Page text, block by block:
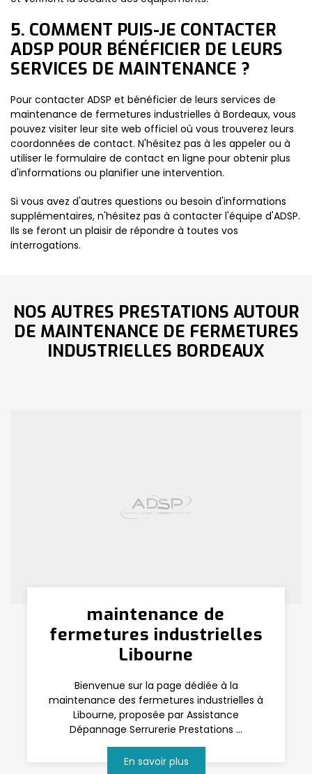
5. COMMENT PUIS-JE CONTACTER
ADSP POUR BÉNÉFICIER DE LEURS
SERVICES DE MAINTENANCE ?
Pour contacter ADSP et bénéficier de leurs services de
maintenance de fermetures industrielles à Bordeaux, vous
pouvez visiter leur site web officiel où vous trouverez leurs
coordonnées de contact. N'hésitez pas à les appeler ou à
utiliser le formulaire de contact en ligne pour obtenir plus
d'informations ou planifier une intervention.
Si vous avez d'autres questions ou besoin d'informations
supplémentaires, n'hésitez pas à contacter l'équipe d'ADSP.
Ils se feront un plaisir de répondre à toutes vos
interrogations.
NOS AUTRES PRESTATIONS AUTOUR
DE MAINTENANCE DE FERMETURES
INDUSTRIELLES BORDEAUX
maintenance de
fermetures industrielles
Libourne
Bienvenue sur la page dédiée à la
maintenance des fermetures industrielles à
Libourne, proposée par Assistance
Dépannage Serrurerie Prestations ...
En savoir plus